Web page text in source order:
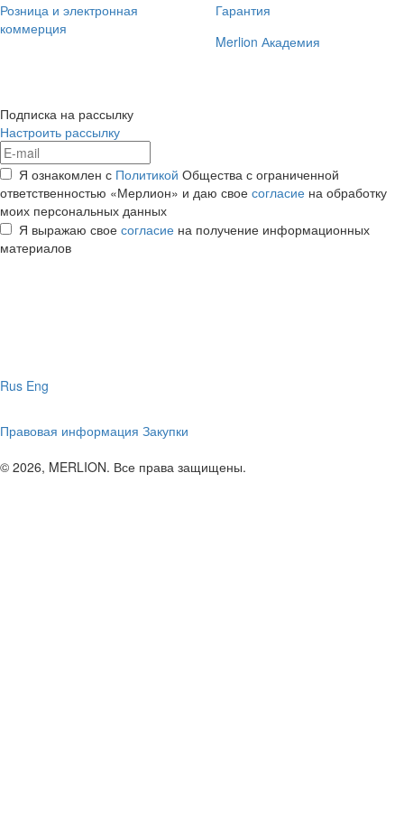
Розница и электронная
коммерция
Гарантия
Merlion Академия
Подписка на рассылку
Настроить рассылку
Я ознакомлен с Политикой Общества с ограниченной
ответственностью «Мерлион» и даю свое согласие на обработку
моих персональных данных
Я выражаю свое согласие на получение информационных
материалов
Rus Eng
Правовая информация Закупки
© 2026, MERLION. Все права защищены.